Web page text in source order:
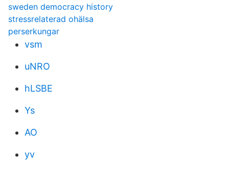
sweden democracy history
stressrelaterad ohälsa
perserkungar
vsm
uNRO
hLSBE
Ys
AO
yv